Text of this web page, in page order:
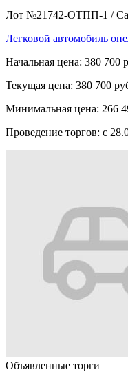
Лот №21742-ОТПП-1 /
Легковой автомобиль
Начальная цена: 380 700
Текущая цена: 380 700
Минимальная цена: 266
Проведение торгов: с
Объявленные торги